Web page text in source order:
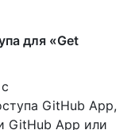
для «Get
GitHub App,
GitHub App или